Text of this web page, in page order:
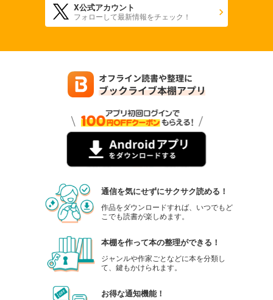
X公式アカウント
フォローして最新情報をチェック！
通信を気にせずにサクサク読める！
作品をダウンロードすれば、いつでもど
こでも読書が楽しめます。
本棚を作って本の整理ができる！
ジャンルや作家ごとなどに本を分類し
て、鍵もかけられます。
お得な通知機能！